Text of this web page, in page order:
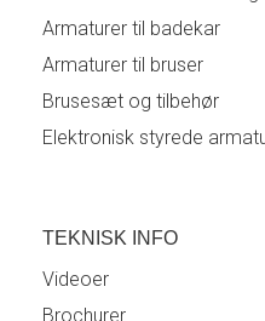
Armaturer til badekar
Armaturer til bruser
Brusesæt og tilbehør
Elektronisk styrede
TEKNISK INFO
Videoer
Brochurer